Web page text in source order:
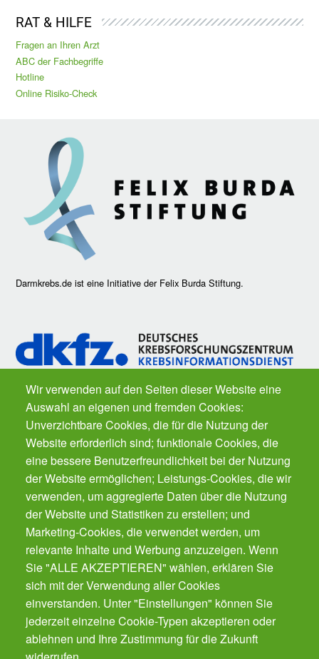
RAT & HILFE
Fragen an Ihren Arzt
ABC der Fachbegriffe
Hotline
Online Risiko-Check
Darmkrebs.de ist eine Initiative der Felix Burda Stiftung.
Wir verwenden auf den Seiten dieser Website eine
Auswahl an eigenen und fremden Cookies:
Unverzichtbare Cookies, die für die Nutzung der
Website erforderlich sind; funktionale Cookies, die
eine bessere Benutzerfreundlichkeit bei der Nutzung
der Website ermöglichen; Leistungs-Cookies, die wir
verwenden, um aggregierte Daten über die Nutzung
der Website und Statistiken zu erstellen; und
Marketing-Cookies, die verwendet werden, um
relevante Inhalte und Werbung anzuzeigen. Wenn
Sie "ALLE AKZEPTIEREN" wählen, erklären Sie
sich mit der Verwendung aller Cookies
einverstanden. Unter "Einstellungen" können Sie
jederzeit einzelne Cookie-Typen akzeptieren oder
ablehnen und Ihre Zustimmung für die Zukunft
Fragen zu Krebs? DerKrebsinformationsdienstdes Deutschen
Krebsforschungszentrums ist für Sie da. Kostenfrei.
Der Gesundheits-Butler für Ihr Smartphone.
Der automatische Gesundheits-Manager für alle
Präventions-Leistung - von Impfungen, Zahnarzt
bis Krebsvorsorge. Für die ganze Familie.
Gratis!
Cookies verwalten
Kontakt